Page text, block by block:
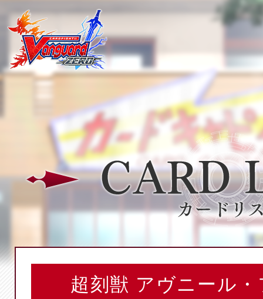
超刻獣 アヴニール